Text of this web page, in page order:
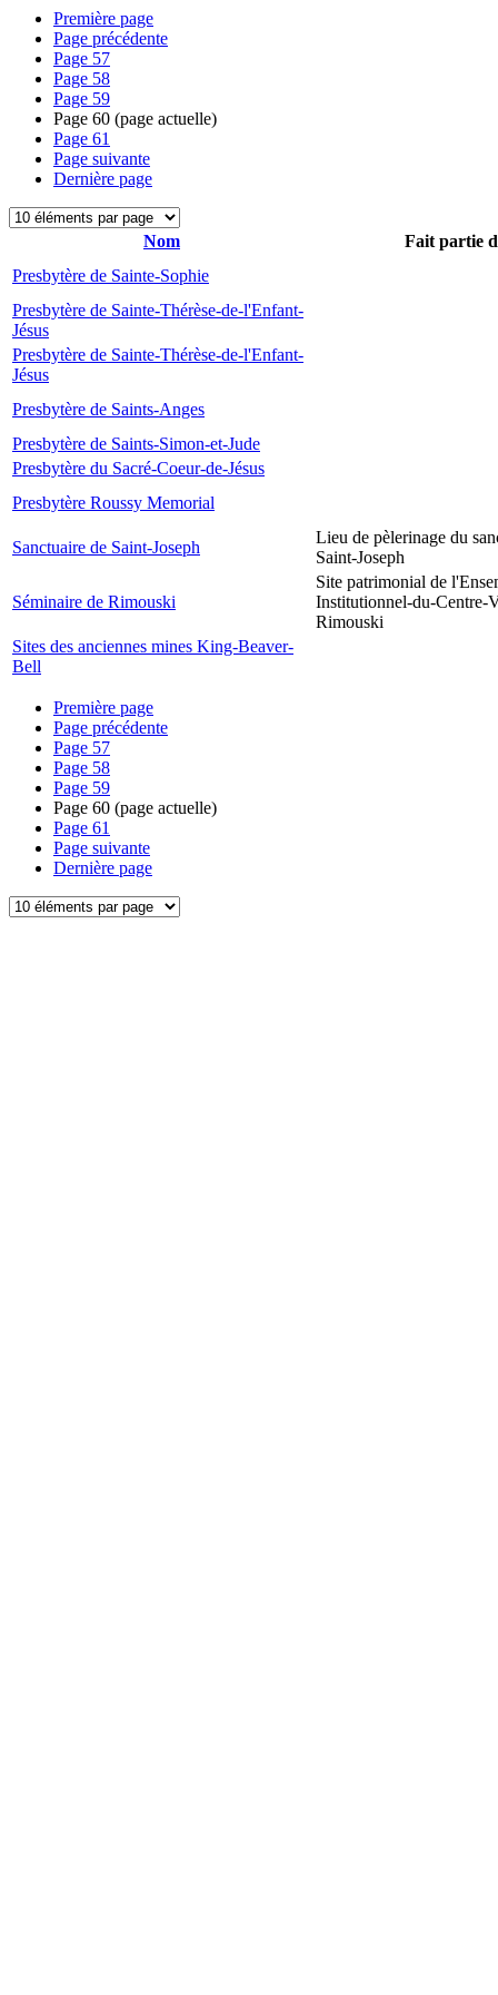
Première page
Page précédente
Page 57
Page 58
Page 59
Page 60 (page actuelle)
Page 61
Page suivante
Dernière page
Nom
Fait partie
Presbytère de Sainte-Sophie
Presbytère de Sainte-Thérèse-de-l'Enfant-
Jésus
Presbytère de Sainte-Thérèse-de-l'Enfant-
Jésus
Presbytère de Saints-Anges
Presbytère de Saints-Simon-et-Jude
Presbytère du Sacré-Coeur-de-Jésus
Presbytère Roussy Memorial
Sanctuaire de Saint-Joseph
Lieu de pèlerinage du
Saint-Joseph
Séminaire de Rimouski
Site patrimonial de
Institutionnel-du-Centre-
Rimouski
Sites des anciennes mines King-Beaver-
Bell
Première page
Page précédente
Page 57
Page 58
Page 59
Page 60 (page actuelle)
Page 61
Page suivante
Dernière page